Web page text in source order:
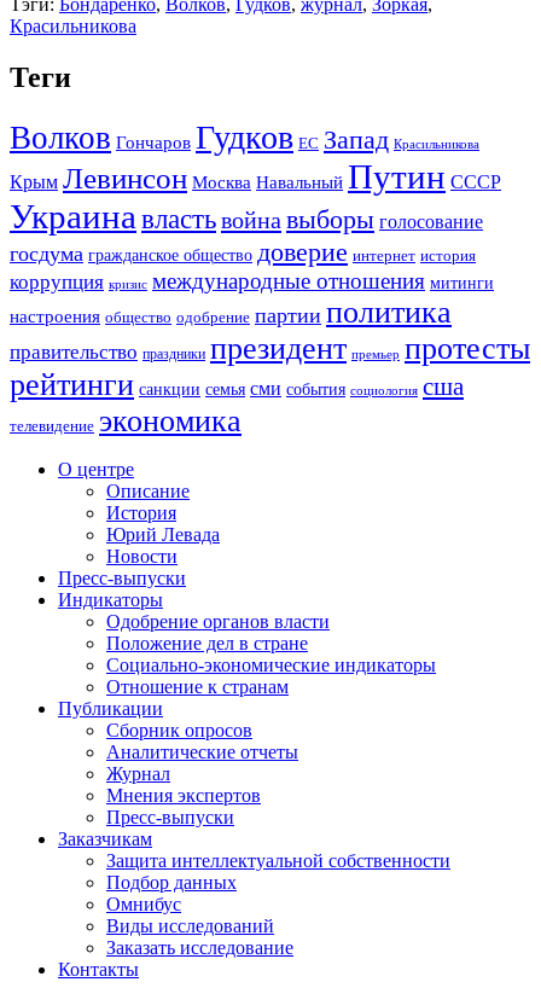
Тэги: Бондаренко, Волков, Гудков, журнал, Зоркая,
Красильникова
Теги
Волков Гончаров Гудков ЕС Запад Красильникова
Крым Левинсон Москва Навальный Путин СССР
Украина властьвойна выборы голосование
госдума гражданское общество доверие интернет история
коррупция кризис международные отношения митинги
настроения общество одобрение партии политика
правительство праздники президент премьер протесты
рейтинги санкции семья сми события социология сша
телевидение экономика
О центре
Описание
История
Юрий Левада
Новости
Пресс-выпуски
Индикаторы
Одобрение органов власти
Положение дел в стране
Социально-экономические индикаторы
Отношение к странам
Публикации
Сборник опросов
Аналитические отчеты
Журнал
Мнения экспертов
Пресс-выпуски
Заказчикам
Защита интеллектуальной собственности
Подбор данных
Омнибус
Виды исследований
Заказать исследование
Контакты